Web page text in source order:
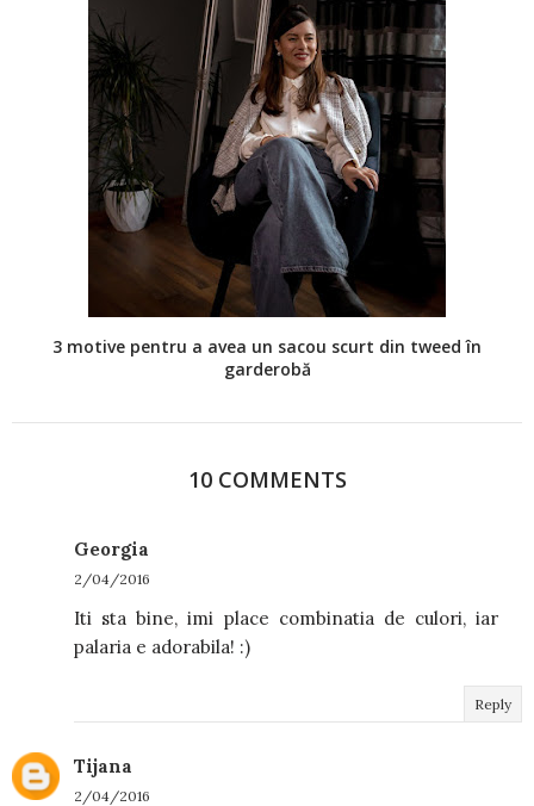
3 motive pentru a avea un sacou scurt din tweed în
garderobă
10 COMMENTS
Georgia
2/04/2016
Iti sta bine, imi place combinatia de culori, iar
palaria e adorabila! :)
Reply
Tijana
2/04/2016